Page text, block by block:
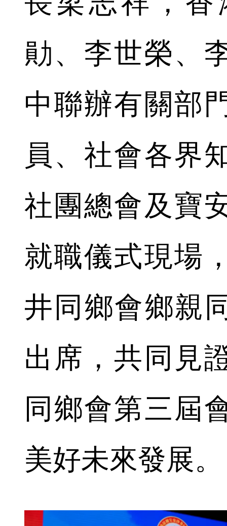
勛、李世榮、
中聯辦有關部
員、社會各界
社團總會及寶
就職儀式現場
井同鄉會鄉親
出席，共同見
同鄉會第三屆
美好未來發展。